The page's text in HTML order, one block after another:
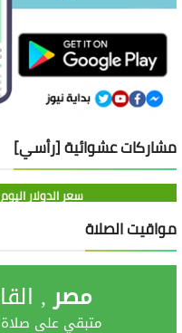
مشاركات عشوائية [رأسي]
سعر الدولار اليوم
مواقيت الصلاة